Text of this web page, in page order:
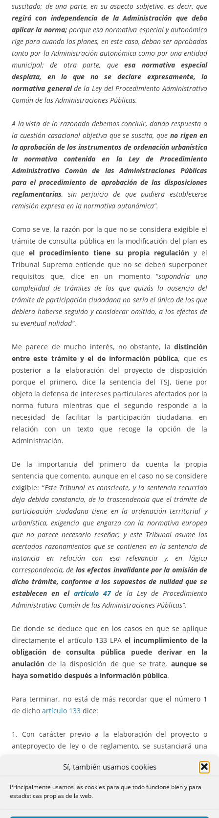
Sí, también usamos cookies
Principalmente usamos las cookies para que todo funcione bien y para
estadísticas propias de la web.
suscitado; de una parte, en su aspecto subjetivo, es decir, que
regirá con independencia de la Administración que deba
aplicar la norma;porque esa normativa especial y autonómica
rige para cuando los planes, en este caso, deban ser aprobadas
tanto por la Administración autonómica como por una entidad
municipal; de otra parte, queesa normativa especial
desplaza, en lo que no se declare expresamente, la
normativa generalde la Ley del Procedimiento Administrativo
Común de las Administraciones Públicas.
A la vista de lo razonado debemos concluir, dando respuesta a
la cuestión casacional objetiva que se suscita, queno rigen en
la aprobación de los instrumentos de ordenación urbanística
la normativa contenida en la Ley de Procedimiento
Administrativo Común de las Administraciones Públicas
para el procedimiento de aprobación de las disposiciones
reglamentarias, sin perjuicio de que pudiera establecerse
remisión expresa en la normativa autonómica”.
Como se ve, la razón por la que no se considera exigible el
trámite de consulta pública en la modificación del plan es
queel procedimiento tiene su propia regulacióny el
Tribunal Supremo entiende que no se deben superponer
requisitos que, dice en un momento “supondría una
complejidad de trámites de los que quizás la ausencia del
trámite de participación ciudadana no sería el único de los que
debiera haberse seguido y considerar omitido, a los efectos de
su eventual nulidad”.
Me parece de mucho interés, no obstante, la distinción
entre este trámite y el de información pública, que es
posterior a la elaboración del proyecto de disposición
porque el primero, dice la sentencia del TSJ, tiene por
objeto la defensa de intereses particulares afectados por la
norma futura mientras que el segundo responde a la
necesidad de facilitar la participación ciudadana, en
relación con un texto que recoge la opción de la
Administración.
De la importancia del primero da cuenta la propia
sentencia que comento, aunque en el caso no se considere
exigible: “Este Tribunal es consciente, y la sentencia recurrida
deja debida constancia, de la trascendencia que el trámite de
participación ciudadana tiene en la ordenación territorial y
urbanística, exigencia que engarza con la normativa europea
que no parece necesario reseñar; y este Tribunal asume los
acertados razonamientos que se contienen en la sentencia de
instancia en relación con esa relevancia y, en lógica
correspondencia, de los efectos invalidante por la omisión de
dicho trámite, conforme a los supuestos de nulidad que se
establecen en el artículo 47de la Ley de Procedimiento
Administrativo Común de las Administraciones Públicas”.
De donde se deduce que en los casos en que se aplique
directamente el artículo 133 LPA el incumplimiento de la
obligación de consulta pública puede derivar en la
anulación de la disposición de que se trate, aunque se
haya sometido después a información pública.
Para terminar, no está de más recordar que el número 1
de dicho artículo 133 dice:
1. Con carácter previo a la elaboración del proyecto o
anteproyecto de ley o de reglamento, se sustanciará una
Administración competente en la que se recabará la
representativas potencialmente afectados por la futura